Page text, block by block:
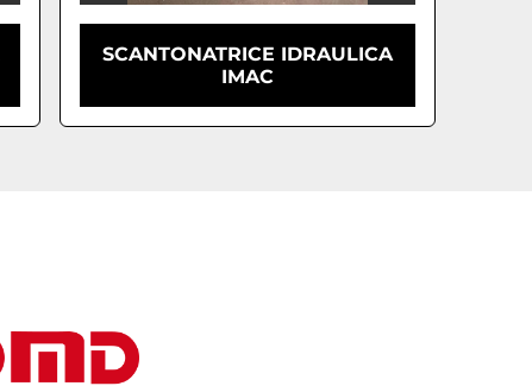
SCANTONATRICE IDRAULICA
IMAC